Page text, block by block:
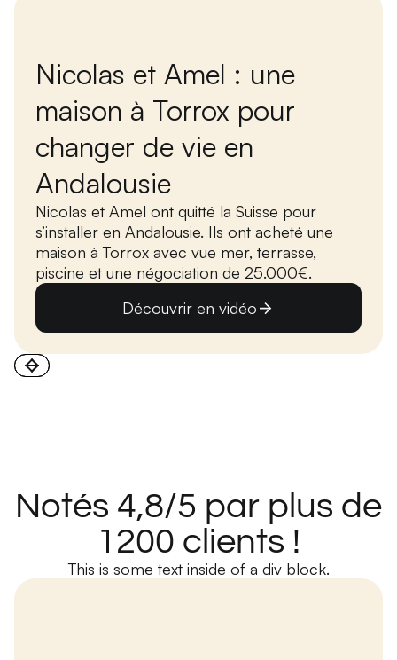
Nicolas et Amel : une
maison à Torrox pour
changer de vie en
Andalousie
Nicolas et Amel ont quitté la Suisse pour
s’installer en Andalousie. Ils ont acheté une
maison à Torrox avec vue mer, terrasse,
piscine et une négociation de 25.000€.
Découvrir en vidéo
Notés 4,8/5 par plus de
1200 clients !
This is some text inside of a div block.